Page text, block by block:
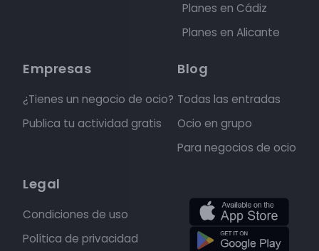
Planes en Cádiz
Planes en Alicante
Empresas
¿Tienes un negocio de ocio?
Publica tu actividad gratis
Blog
Todas las entradas
Ocio en grupo
Para negocios de ocio
Legal
Condiciones de uso
Política de privacidad